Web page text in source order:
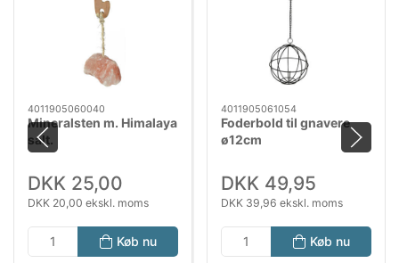
4011905060040
Mineralsten m. Himalaya
salt.
DKK 25,00
DKK 20,00 ekskl. moms
Køb nu
4011905061054
Foderbold til gnavere
ø12cm
DKK 49,95
DKK 39,96 ekskl. moms
Køb nu